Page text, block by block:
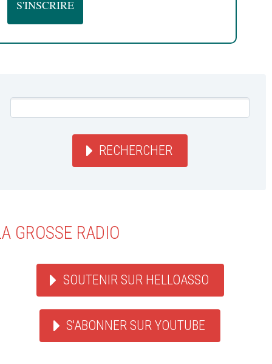
RECHERCHER
GROSSE RADIO
SOUTENIR SUR HELLOASSO
S'ABONNER SUR YOUTUBE